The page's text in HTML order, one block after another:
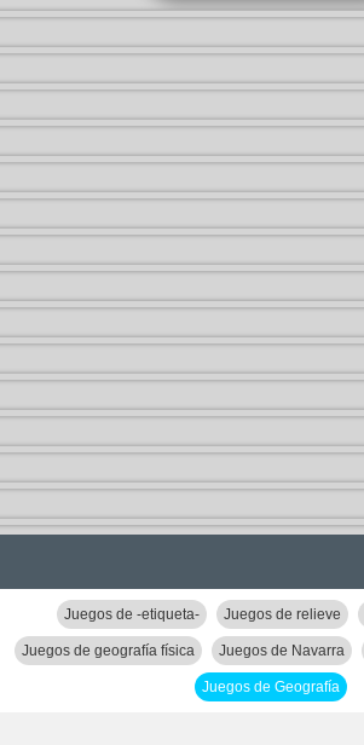
Juegos de -etiqueta- Juegos de relieve
Juegos de geografía física Juegos de Navarra
Juegos de Geografía